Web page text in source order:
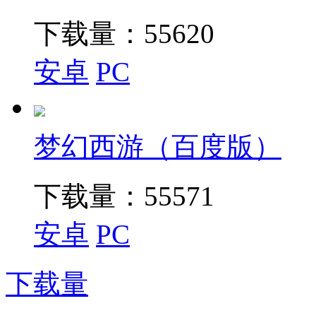
下载量： 55620
安卓 PC
梦幻西游（百度版）
下载量： 55571
安卓 PC
下载量